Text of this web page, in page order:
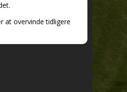
at overvinde tidligere